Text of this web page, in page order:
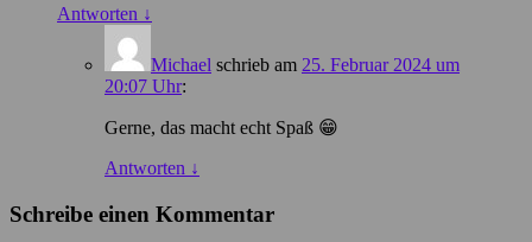
Antworten ↓
Michael schrieb am 25. Februar 2024 um
20:07 Uhr:
Gerne, das macht echt Spaß 😁
Antworten ↓
Schreibe einen Kommentar